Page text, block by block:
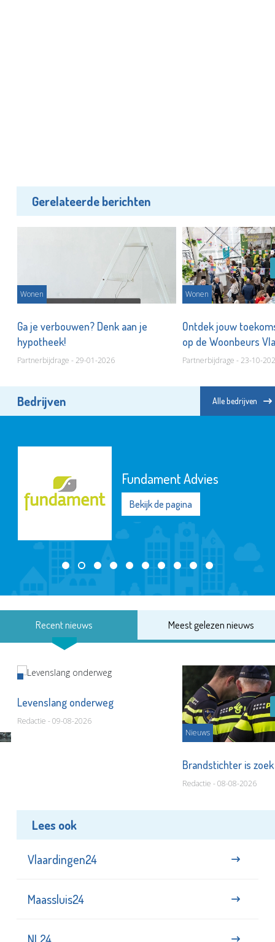
Gerelateerde berichten
Wonen
Ga je verbouwen? Denk aan je
hypotheek!
Partnerbijdrage - 29-01-2026
Wonen
Ontdek jouw
op de Woonbeurs
Partnerbijdrage - 23-10-
Bedrijven Alle bedrijven
Fundament Advies
Bekijk de pagina
Recent nieuws Meest gelezen nieuws
Levenslang onderweg
Redactie - 09-08-2026
Nieuws
Brandstichter is
Redactie - 08-08-2026
Lees ook
Vlaardingen24
Maassluis24
NL24